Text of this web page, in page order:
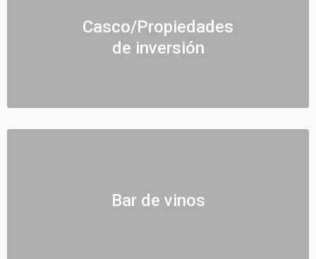
Casco/Propiedades
de inversión
Bar de vinos